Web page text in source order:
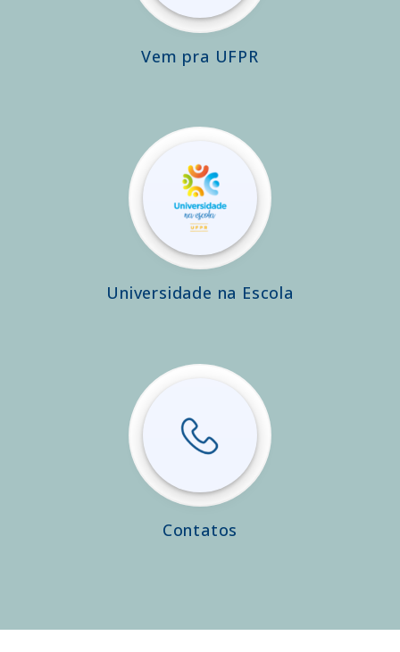
Vem pra UFPR
Universidade na Escola
Contatos